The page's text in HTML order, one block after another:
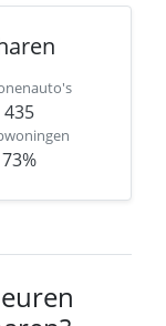
435
73%